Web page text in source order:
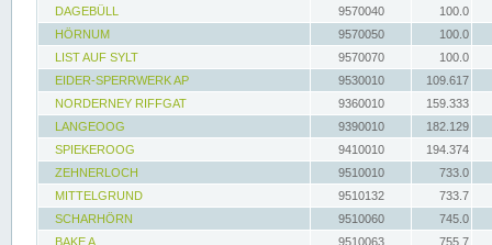
DAGEBÜLL 9570040
100.0
HÖRNUM
9570050
100.0
LIST AUF SYLT
9570070
100.0
EIDER-SPERRWERK AP
9530010
109.617
NORDERNEY RIFFGAT
9360010
159.333
LANGEOOG
9390010
182.129
SPIEKEROOG
9410010
194.374
ZEHNERLOCH
9510010
733.0
MITTELGRUND
9510132
733.7
SCHARHÖRN
9510060
745.0
BAKE A
9510063
755.7